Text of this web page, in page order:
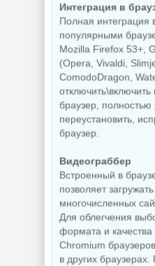
для Windows
AppControl
1.4.0.415
Windows 10
Enterprise 2019
LTSC Full Июль
2026
NEW
Интеграция в
Полная интеграция
популярными
Mozilla Firefox 53+,
(Opera, Vivaldi,
ComodoDragon,
браузер, полностью
переустановить,
браузер.
Видеограббер
Встроенный в
позволяет
многочисленных
Для облегчения
формата и качества
Chromium
в других